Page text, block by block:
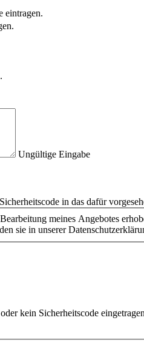
eintragen.
Ungültige Eingabe
in das dafür
sie in unserer
kein Sicherheitscode